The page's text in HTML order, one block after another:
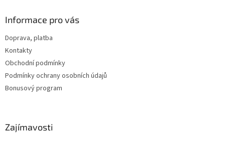
Informace pro vás
Doprava, platba
Kontakty
Obchodní podmínky
Podmínky ochrany osobních údajů
Bonusový program
Zajímavosti